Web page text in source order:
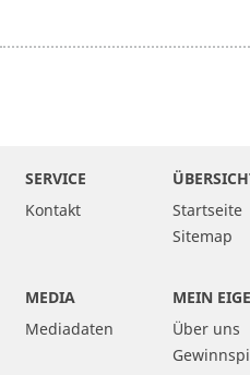
SERVICE
Kontakt
Startseite
Sitemap
MEDIA
Mediadaten
MEIN
Über uns